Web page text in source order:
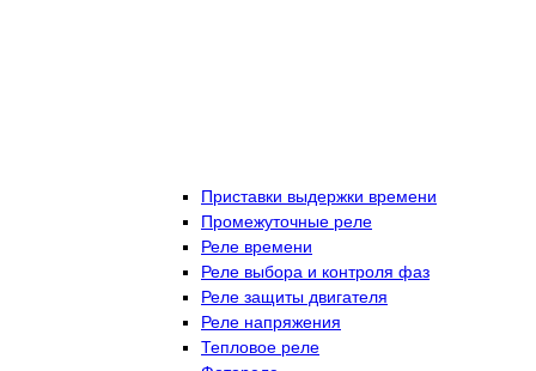
Приставки выдержки времени
Промежуточные реле
Реле времени
Реле выбора и контроля фаз
Реле защиты двигателя
Реле напряжения
Тепловое реле